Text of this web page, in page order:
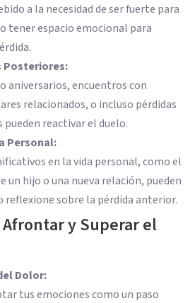
a la necesidad de ser fuerte para
tener espacio emocional para
Posteriores:
aniversarios, encuentros con
relacionados, o incluso pérdidas
pueden reactivar el duelo.
Personal:
en la vida personal, como el
un hijo o una nueva relación, pueden
reflexione sobre la pérdida anterior.
y Superar el
Dolor:
tus emociones como un paso